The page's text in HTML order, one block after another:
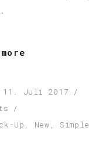
11. Juli 2017
Up New Simple